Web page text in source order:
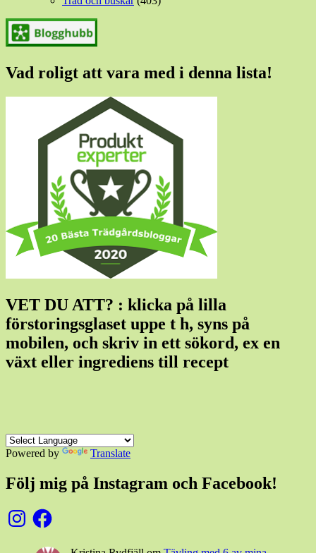
Vad roligt att vara med i denna lista!
VET DU ATT? : klicka på lilla
förstoringsglaset uppe t h, syns på
mobilen, och skriv in ett sökord, ex en
växt eller ingrediens till recept
Powered by Translate
Följ mig på Instagram och Facebook!
InstagramFacebook